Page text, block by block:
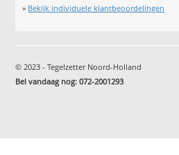
» Bekijk individuele klantbeoordelingen
© 2023 - Tegelzetter Noord-Holland
Bel vandaag nog: 072-2001293